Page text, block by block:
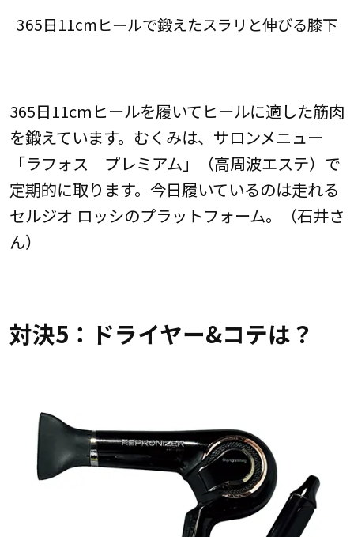
365日11cmヒールで鍛えたスラリと伸びる膝下
365日11cmヒールを履いてヒールに適した筋肉
を鍛えています。むくみは、サロンメニュー
「ラフォス プレミアム」（高周波エステ）で
定期的に取ります。今日履いているのは走れる
セルジオ ロッシのプラットフォーム。（石井さ
ん）
対決5：ドライヤー&コテは？